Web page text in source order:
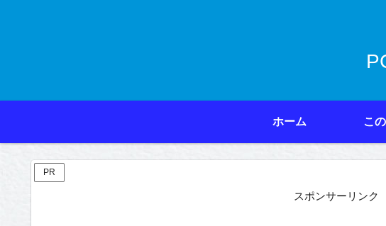
ホーム こ
PR
スポンサーリンク